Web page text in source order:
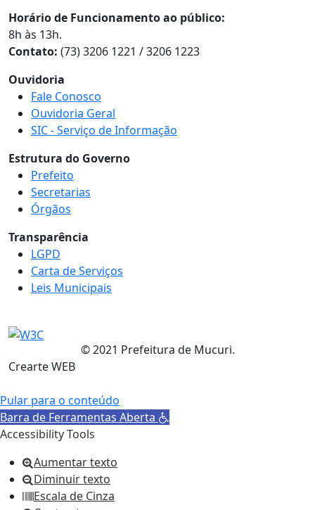
Horário de Funcionamento ao público:
8h às 13h.
Contato: (73) 3206 1221 / 3206 1223
Ouvidoria
Fale Conosco
Ouvidoria Geral
SIC - Serviço de Informação
Estrutura do Governo
Prefeito
Secretarias
Órgãos
Transparência
LGPD
Carta de Serviços
Leis Municipais
© 2021 Prefeitura de Mucuri.
Crearte WEB
Pular para o conteúdo
Barra de Ferramentas Aberta
Accessibility Tools
Aumentar texto
Diminuir texto
Escala de Cinza